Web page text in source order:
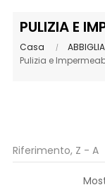
PULIZIA E
Casa
Pulizia e
Riferimento, Z - A